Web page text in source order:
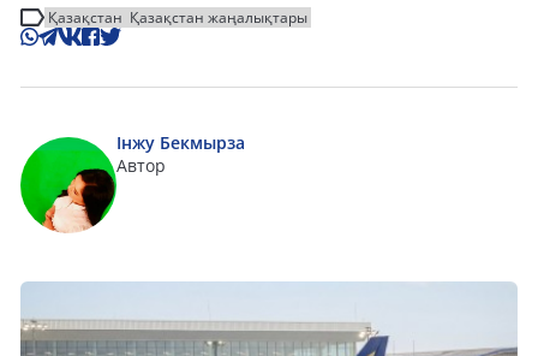
Қазақстан Қазақстан жаңалықтары
Інжу Бекмырза
Автор